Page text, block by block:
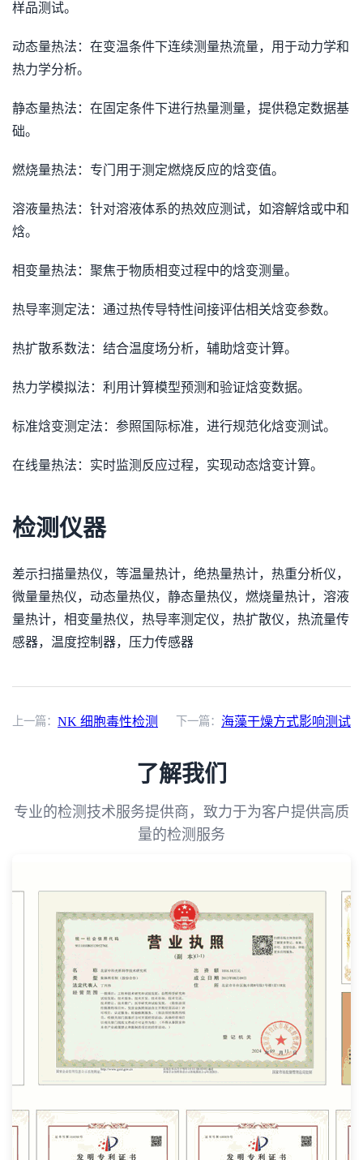
样品测试。
动态量热法：在变温条件下连续测量热流量，用于动力学和
热力学分析。
静态量热法：在固定条件下进行热量测量，提供稳定数据基
础。
燃烧量热法：专门用于测定燃烧反应的焓变值。
溶液量热法：针对溶液体系的热效应测试，如溶解焓或中和
焓。
相变量热法：聚焦于物质相变过程中的焓变测量。
热导率测定法：通过热传导特性间接评估相关焓变参数。
热扩散系数法：结合温度场分析，辅助焓变计算。
热力学模拟法：利用计算模型预测和验证焓变数据。
标准焓变测定法：参照国际标准，进行规范化焓变测试。
在线量热法：实时监测反应过程，实现动态焓变计算。
检测仪器
差示扫描量热仪，等温量热计，绝热量热计，热重分析仪，
微量量热仪，动态量热仪，静态量热仪，燃烧量热计，溶液
量热计，相变量热仪，热导率测定仪，热扩散仪，热流量传
感器，温度控制器，压力传感器
上一篇： NK 细胞毒性检测 下一篇： 海藻干燥方式影响测试
了解我们
专业的检测技术服务提供商，致力于为客户提供高质
量的检测服务